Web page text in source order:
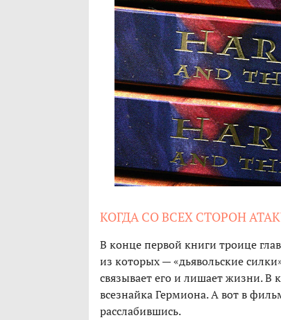
КОГДА СО ВСЕХ СТОРОН
В конце первой книги троице
из которых — «дьявольские
связывает его и лишает жизни. В
всезнайка Гермиона. А вот в
расслабившись.